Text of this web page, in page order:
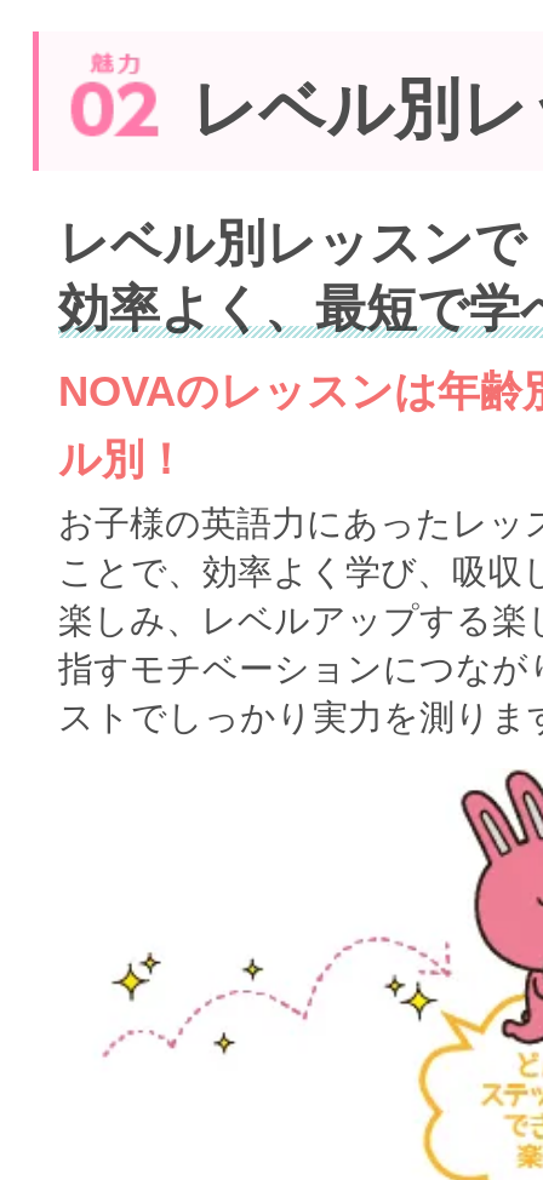
レベル別
レベル別レッスンで
効率よく、最短で学
NOVAのレッスンは年齢
ル別！
お子様の英語力にあったレッ
ことで、効率よく学び、吸収
楽しみ、レベルアップする楽
指すモチベーションにつなが
ストでしっかり実力を測りま